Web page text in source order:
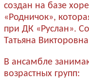
создан на базе
«Родничок»,
при ДК «Руслан».
Татьяна
В ансамбле
возрастных групп: